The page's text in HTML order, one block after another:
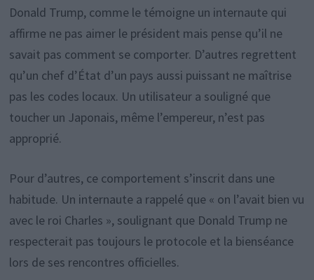
Donald Trump, comme le témoigne un internaute qui
affirme ne pas aimer le président mais pense qu’il ne
savait pas comment se comporter. D’autres regrettent
qu’un chef d’État d’un pays aussi puissant ne maîtrise
pas les codes locaux. Un utilisateur a souligné que
toucher un Japonais, même l’empereur, n’est pas
approprié.
Pour d’autres, ce comportement s’inscrit dans une
habitude. Un internaute a rappelé que « on l’avait bien vu
avec le roi Charles », soulignant que Donald Trump ne
respecterait pas toujours le protocole et la bienséance
lors de ses rencontres officielles.